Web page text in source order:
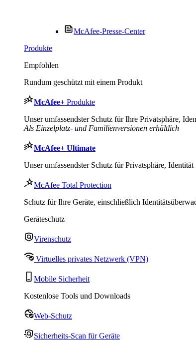
McAfee-Presse-Center
Produkte
Empfohlen
Rundum geschützt mit einem Produkt
McAfee+ Produkte
Unser umfassendster Schutz für Ihre Privatsphäre,
Als Einzelplatz- und Familienversionen erhältlich
McAfee+ Ultimate
Unser umfassendster Schutz für Privatsphäre, Identität
McAfee Total Protection
Schutz für Ihre Geräte, einschließlich
Geräteschutz
Virenschutz
Virtuelles privates Netzwerk (VPN)
Mobile Sicherheit
Kostenlose Tools und Downloads
Web-Schutz
Sicherheits-Scan für Geräte